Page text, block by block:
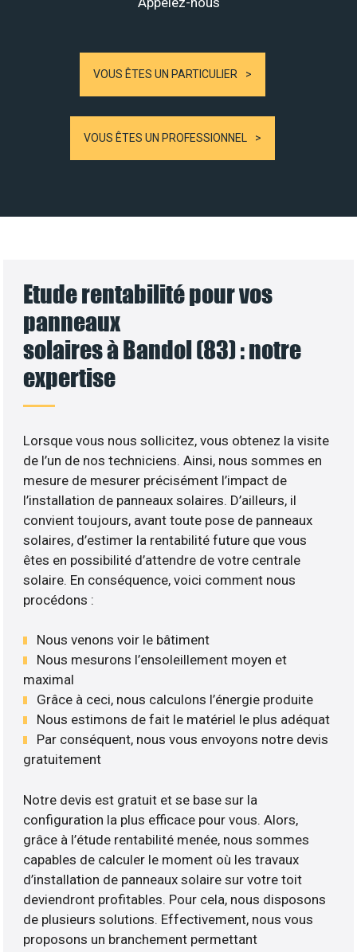
VOUS ÊTES UN PARTICULIER
VOUS ÊTES UN PROFESSIONNEL
Etude rentabilité pour vos
panneaux
solaires à Bandol (83) : notre
expertise
Lorsque vous nous sollicitez, vous obtenez la visite
de l’un de nos techniciens. Ainsi, nous sommes en
mesure de mesurer précisément l’impact de
l’installation de panneaux solaires. D’ailleurs, il
convient toujours, avant toute pose de panneaux
solaires, d’estimer la rentabilité future que vous
êtes en possibilité d’attendre de votre centrale
solaire. En conséquence, voici comment nous
procédons :
Nous venons voir le bâtiment
Nous mesurons l’ensoleillement moyen et
maximal
Grâce à ceci, nous calculons l’énergie produite
Nous estimons de fait le matériel le plus adéquat
Par conséquent, nous vous envoyons notre devis
gratuitement
Notre devis est gratuit et se base sur la
configuration la plus efficace pour vous. Alors,
grâce à l’étude rentabilité menée, nous sommes
capables de calculer le moment où les travaux
d’installation de panneaux solaire sur votre toit
deviendront profitables. Pour cela, nous disposons
de plusieurs solutions. Effectivement, nous vous
proposons un branchement permettant